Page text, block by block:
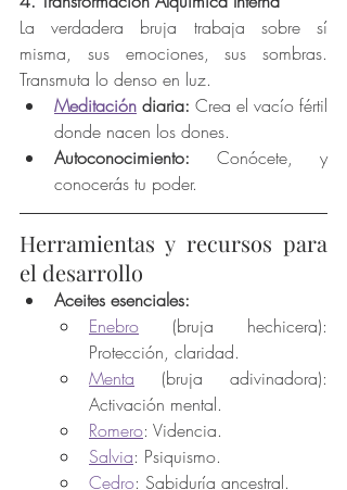
La verdadera bruja trabaja sobre sí
misma, sus emociones, sus sombras.
Transmuta lo denso en luz.
Meditación diaria: Crea el vacío fértil
donde nacen los dones.
Autoconocimiento: Conócete, y
conocerás tu poder.
Herramientas y recursos para
el desarrollo
Aceites esenciales:
Enebro (bruja hechicera):
Protección, claridad.
Menta (bruja adivinadora):
Activación mental.
Romero: Videncia.
Salvia: Psiquismo.
Cedro: Sabiduría ancestral.